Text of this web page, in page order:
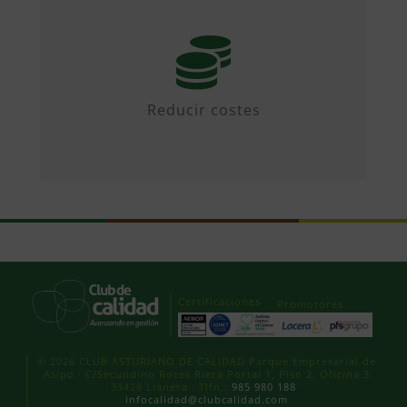
Reducir costes
Mediante iniciativas colaborativas y
diseñando propuestas.
Certificaciones Promotores
© 2026 CLUB ASTURIANO DE CALIDAD Parque Empresarial de
Asipo · C/Secundino Roces Riera Portal 1, Piso 2, Oficina 3
33428 Llanera · Tlfn.: 985 980 188
infocalidad@clubcalidad.com